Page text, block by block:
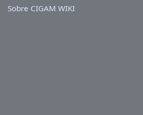
Sobre CIGAM WIKI